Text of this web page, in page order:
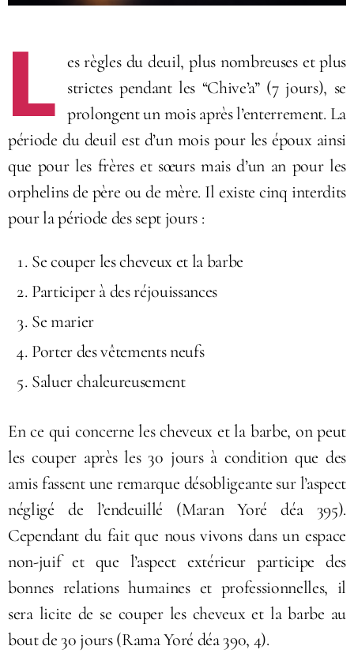
L es règles du deuil, plus nombreuses et plus
strictes pendant les “Chive’a” (7 jours), se
prolongent un mois après l’enterrement. La
période du deuil est d’un mois pour les époux ainsi
que pour les frères et sœurs mais d’un an pour les
orphelins de père ou de mère. Il existe cinq interdits
pour la période des sept jours :
Se couper les cheveux et la barbe
Participer à des réjouissances
Se marier
Porter des vêtements neufs
Saluer chaleureusement
En ce qui concerne les cheveux et la barbe, on peut
les couper après les 30 jours à condition que des
amis fassent une remarque désobligeante sur l’aspect
négligé de l’endeuillé (Maran Yoré déa 395).
Cependant du fait que nous vivons dans un espace
non-juif et que l’aspect extérieur participe des
bonnes relations humaines et professionnelles, il
sera licite de se couper les cheveux et la barbe au
bout de 30 jours (Rama Yoré déa 390, 4).